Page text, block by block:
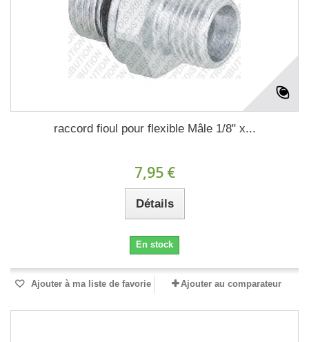
raccord fioul pour flexible Mâle 1/8" x...
7,95 €
Détails
En stock
Ajouter à ma liste de favorie Ajouter au comparateur